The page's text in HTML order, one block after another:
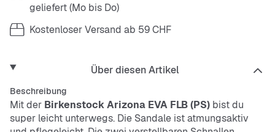
geliefert (Mo bis Do)
Kostenloser Versand ab 59 CHF
Über diesen Artikel
Beschreibung
Mit der Birkenstock Arizona EVA FLB (PS) bist du
super leicht unterwegs. Die Sandale ist atmungsaktiv